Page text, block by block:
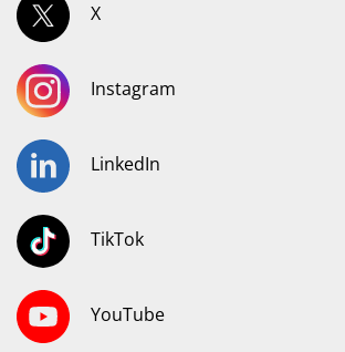
X
Instagram
LinkedIn
TikTok
YouTube